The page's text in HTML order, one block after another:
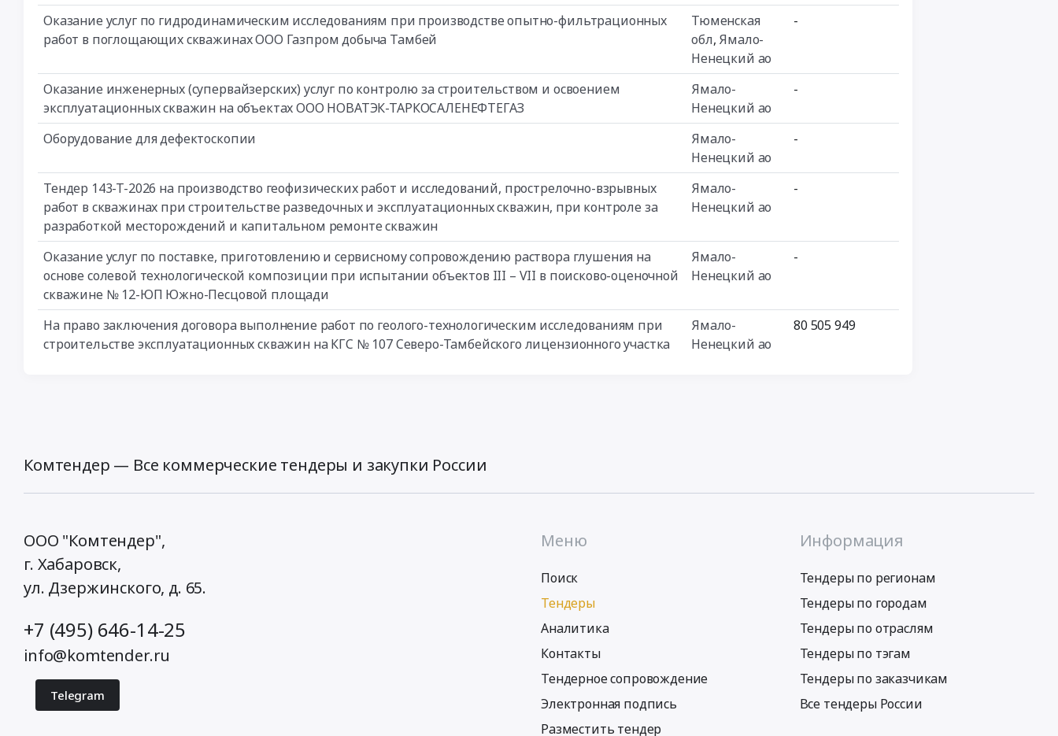
Оказание услуг по гидродинамическим исследованиям при производстве опытно-фильтрационных
работ в поглощающих скважинах ООО Газпром добыча Тамбей
Тюменская
обл, Ямало-
Ненецкий ао
-
Оказание инженерных (супервайзерских) услуг по контролю за строительством и освоением
эксплуатационных скважин на объектах ООО НОВАТЭК-ТАРКОСАЛЕНЕФТЕГАЗ
Ямало-
Ненецкий ао
-
Оборудование для дефектоскопии
Ямало-
Ненецкий ао
-
Тендер 143-Т-2026 на производство геофизических работ и исследований, прострелочно-взрывных
работ в скважинах при строительстве разведочных и эксплуатационных скважин, при контроле за
разработкой месторождений и капитальном ремонте скважин
Ямало-
Ненецкий ао
-
Оказание услуг по поставке, приготовлению и сервисному сопровождению раствора глушения на
основе солевой технологической композиции при испытании объектов III – VII в поисково-оценочной
скважине № 12-ЮП Южно-Песцовой площади
Ямало-
Ненецкий ао
-
На право заключения договора выполнение работ по геолого-технологическим исследованиям при
строительстве эксплуатационных скважин на КГС № 107 Северо-Тамбейского лицензионного участка
Ямало-
Ненецкий ао
80 505 949
Комтендер — Все коммерческие тендеры и закупки России
ООО "Комтендер",
г. Хабаровск,
ул. Дзержинского, д. 65.
+7 (495) 646-14-25
info@komtender.ru
Telegram
Меню
Поиск
Тендеры
Аналитика
Контакты
Тендерное сопровождение
Электронная подпись
Разместить тендер
Информация
Тендеры по регионам
Тендеры по городам
Тендеры по отраслям
Тендеры по тэгам
Тендеры по заказчикам
Все тендеры России